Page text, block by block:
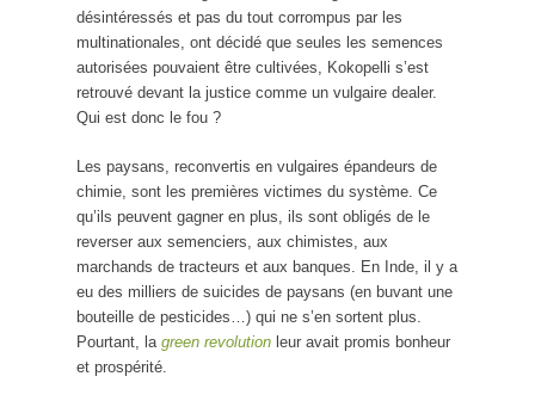
désintéressés et pas du tout corrompus par les
multinationales, ont décidé que seules les semences
autorisées pouvaient être cultivées, Kokopelli s’est
retrouvé devant la justice comme un vulgaire dealer.
Qui est donc le fou ?
Les paysans, reconvertis en vulgaires épandeurs de
chimie, sont les premières victimes du système. Ce
qu’ils peuvent gagner en plus, ils sont obligés de le
reverser aux semenciers, aux chimistes, aux
marchands de tracteurs et aux banques. En Inde, il y a
eu des milliers de suicides de paysans (en buvant une
bouteille de pesticides…) qui ne s’en sortent plus.
Pourtant, la green revolution leur avait promis bonheur
et prospérité.